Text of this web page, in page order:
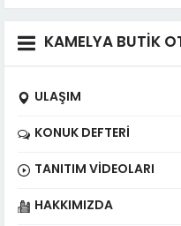
KAMELYA BUTİK
ULAŞIM
KONUK DEFTERI
TANITIM VIDEOLARI
HAKKIMIZDA